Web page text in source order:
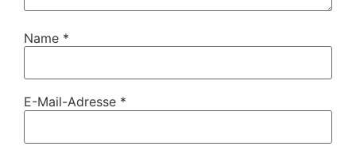
Name *
E-Mail-Adresse *